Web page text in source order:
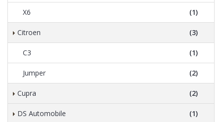
X6 (1)
Citroen (3)
C3 (1)
Jumper (2)
Cupra (2)
DS Automobile (1)